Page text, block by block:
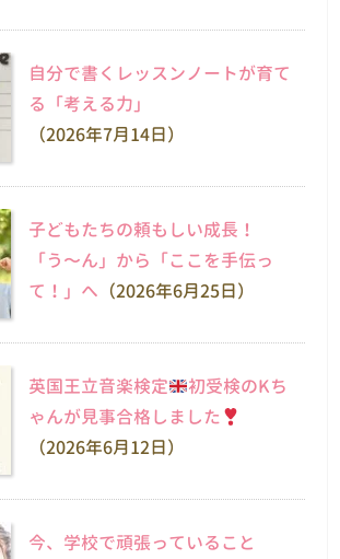
自分で書くレッスンノートが育て
る「考える力」
（2026年7月14日）
子どもたちの頼もしい成長！
「う〜ん」から「ここを手伝っ
て！」へ （2026年6月25日）
英国王立音楽検定
初受検のKち
ゃんが見事合格しました
（2026年6月12日）
今、学校で頑張っていること